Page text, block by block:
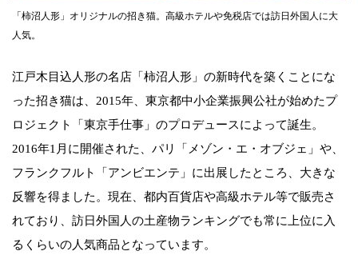
「柿沼人形」オリジナルの招き猫。高級ホテルや免税店では訪日外国人に大
人気。
江戸木目込人形の名店「柿沼人形」の新時代を築くことにな
った招き猫は、2015年、東京都中小企業振興公社が始めたプ
ロジェクト「東京手仕事」のプロデュースによって誕生。
2016年1月に開催された、パリ「メゾン・エ・オブジェ」や、
フランクフルト「アンビエンテ」に出展したところ、大きな
反響を得ました。現在、都内百貨店や高級ホテル等で販売さ
れており、訪日外国人の土産物ランキングでも常に上位に入
るくらいの人気商品となっています。